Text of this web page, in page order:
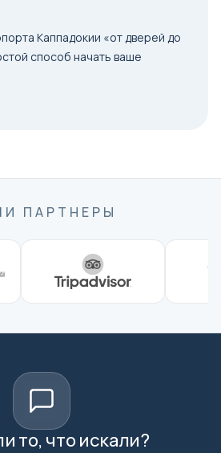
Каппадокии «от дверей до
способ начать ваше
ПАРТНЕРЫ
то, что искали?